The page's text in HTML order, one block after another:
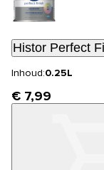
Histor Perfect
Inhoud:0.25L
€ 7,99